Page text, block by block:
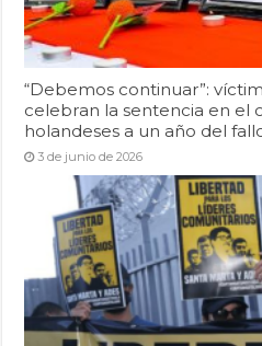
“Debemos continuar”:
celebran la sentencia en el
holandeses a un año del
3 de junio de 2026